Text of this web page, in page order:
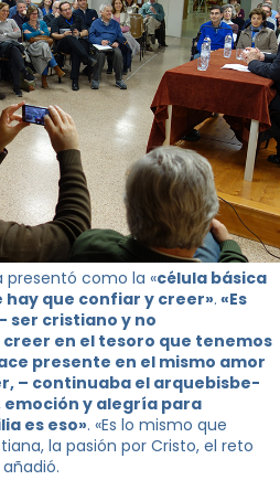
presentó como la «célula básica
hay que confiar y creer». «Es
ser cristiano y no
creer en el tesoro que tenemos
presente en el mismo amor
– continuaba el arquebisbe-
y alegría para
es eso». «Es lo mismo que
la pasión por Cristo, el reto